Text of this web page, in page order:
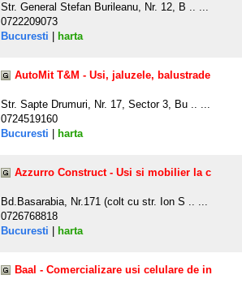
Str. General Stefan Burileanu, Nr. 12, B .. ...
0722209073
Bucuresti
harta
AutoMit T&M - Usi, jaluzele, balustrade
Str. Sapte Drumuri, Nr. 17, Sector 3, Bu .. ...
0724519160
Bucuresti
harta
Azzurro Construct - Usi si mobilier la c
Bd.Basarabia, Nr.171 (colt cu str. Ion S .. ...
0726768818
Bucuresti
harta
Baal - Comercializare usi celulare de in